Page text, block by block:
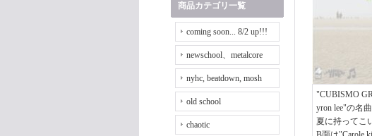
商品カテゴリ一覧
coming soon... 8/2 up!!!
newschool、metalcore
nyhc, beatdown, mosh
old school
chaotic
"CUBISMO
yron lee"の名
夏に持ってこ